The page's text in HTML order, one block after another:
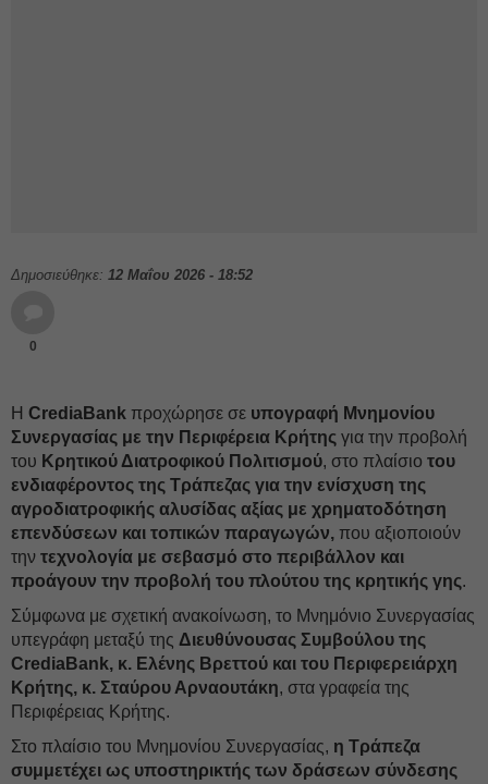
Δημοσιεύθηκε: 12 Μαΐου 2026 - 18:52
0
Η CrediaBank προχώρησε σε υπογραφή Μνημονίου
Συνεργασίας με την Περιφέρεια Κρήτης για την προβολή
του Κρητικού Διατροφικού Πολιτισμού, στο πλαίσιο του
ενδιαφέροντος της Τράπεζας για την ενίσχυση της
αγροδιατροφικής αλυσίδας αξίας με χρηματοδότηση
επενδύσεων και τοπικών παραγωγών, που αξιοποιούν
την τεχνολογία με σεβασμό στο περιβάλλον και
προάγουν την προβολή του πλούτου της κρητικής γης.
Σύμφωνα με σχετική ανακοίνωση, το Μνημόνιο Συνεργασίας
υπεγράφη μεταξύ της Διευθύνουσας Συμβούλου της
CrediaBank, κ. Ελένης Βρεττού και του Περιφερειάρχη
Κρήτης, κ. Σταύρου Αρναουτάκη, στα γραφεία της
Περιφέρειας Κρήτης.
Στο πλαίσιο του Μνημονίου Συνεργασίας, η Τράπεζα
συμμετέχει ως υποστηρικτής των δράσεων σύνδεσης